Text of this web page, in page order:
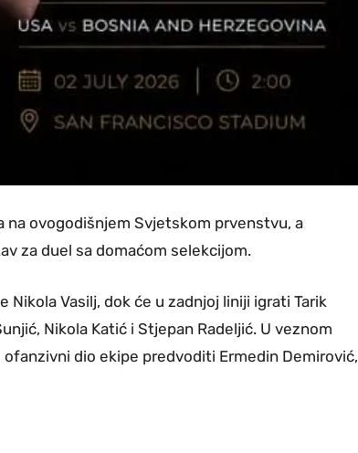
na ovogodišnjem Svjetskom prvenstvu, a
za duel sa domaćom selekcijom.
Vasilj, dok će u zadnjoj liniji igrati Tarik
Nikola Katić i Stjepan Radeljić. U veznom
dio ekipe predvoditi Ermedin Demirović,